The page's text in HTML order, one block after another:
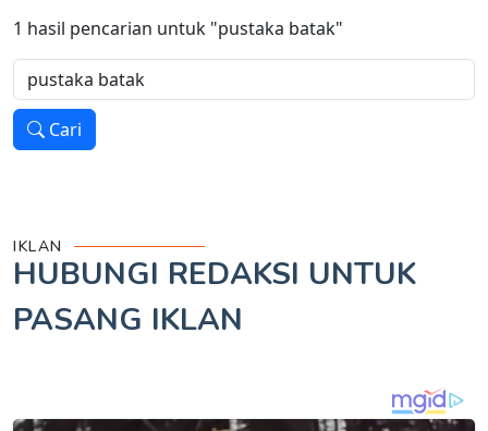
1 hasil pencarian untuk "pustaka batak"
Cari
IKLAN
HUBUNGI REDAKSI UNTUK
PASANG IKLAN